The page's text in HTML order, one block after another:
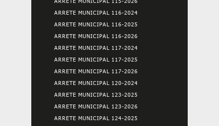
ARRETE MUNICIPAL 116-2024
ARRETE MUNICIPAL 116-2025
ARRETE MUNICIPAL 116-2026
ARRETE MUNICIPAL 117-2024
ARRETE MUNICIPAL 117-2025
ARRETE MUNICIPAL 117-2026
ARRETE MUNICIPAL 120-2024
ARRETE MUNICIPAL 123-2025
ARRETE MUNICIPAL 123-2026
ARRETE MUNICIPAL 124-2025